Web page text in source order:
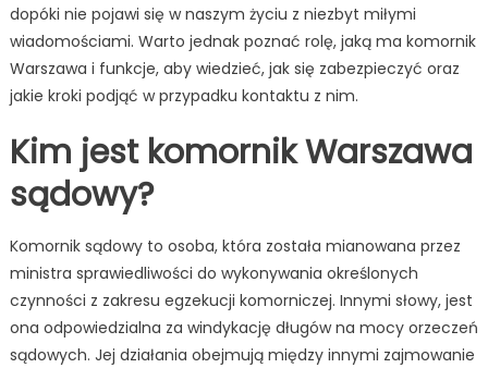
i
co
warto
wiedzieć
dopóki nie pojawi się w naszym życiu z niezbyt miłymi
wiadomościami. Warto jednak poznać rolę, jaką ma komornik
Warszawa i funkcje, aby wiedzieć, jak się zabezpieczyć oraz
jakie kroki podjąć w przypadku kontaktu z nim.
Kim jest komornik Warszawa
sądowy?
Komornik sądowy to osoba, która została mianowana przez
ministra sprawiedliwości do wykonywania określonych
czynności z zakresu egzekucji komorniczej. Innymi słowy, jest
ona odpowiedzialna za windykację długów na mocy orzeczeń
sądowych. Jej działania obejmują między innymi zajmowanie